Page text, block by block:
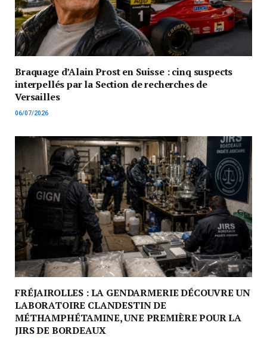
Braquage d’Alain Prost en Suisse : cinq suspects
interpellés par la Section de recherches de
Versailles
06/07/2026
FRÉJAIROLLES : LA GENDARMERIE DÉCOUVRE UN
LABORATOIRE CLANDESTIN DE
MÉTHAMPHÉTAMINE, UNE PREMIÈRE POUR LA
JIRS DE BORDEAUX